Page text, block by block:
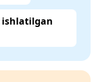
ishlatilgan